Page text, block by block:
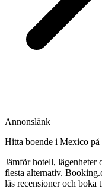
Annonslänk
Hitta boende i Mexico
Jämför hotell, lägenheter
flesta alternativ.
läs recensioner och boka